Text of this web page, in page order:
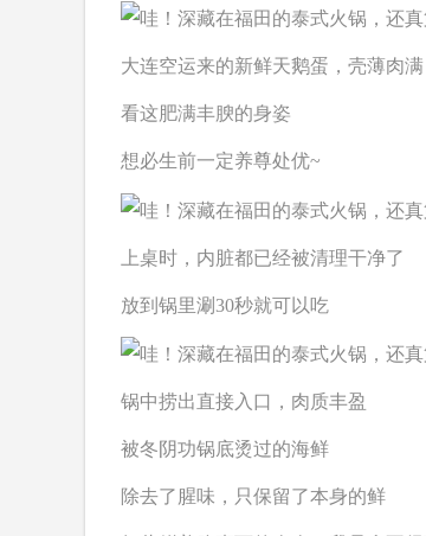
大连空运来的新鲜天鹅蛋，壳薄肉满
看这肥满丰腴的身姿
想必生前一定养尊处优~
上桌时，内脏都已经被清理干净了
放到锅里涮30秒就可以吃
锅中捞出直接入口，肉质丰盈
被冬阴功锅底烫过的海鲜
除去了腥味，只保留了本身的鲜